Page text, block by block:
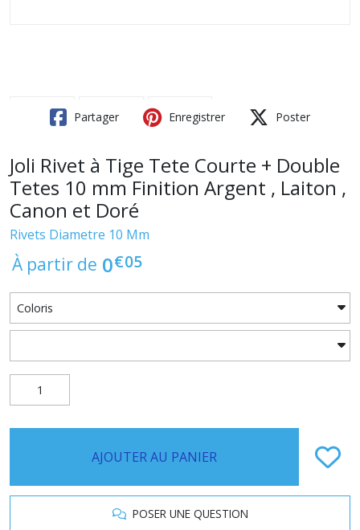
Partager Enregistrer Poster
Joli Rivet à Tige Tete Courte + Double
Tetes 10 mm Finition Argent , Laiton ,
Canon et Doré
Rivets Diametre 10 Mm
À partir de 0€05
AJOUTER AU PANIER
POSER UNE QUESTION